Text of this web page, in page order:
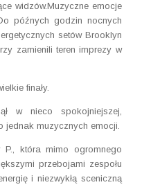
widzów.Muzyczne emocje
późnych godzin nocnych
setów Brooklyn
zamienili teren imprezy w
finały.
w nieco spokojniejszej,
jednak muzycznych emocji.
P., która mimo ogromnego
przebojami zespołu
i niezwykłą sceniczną